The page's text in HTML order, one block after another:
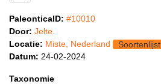
PaleonticaID: #10010
Door: Jelte.
Locatie: Miste, Nederland
Soortenlijst
Datum: 24-02-2024
Taxonomie